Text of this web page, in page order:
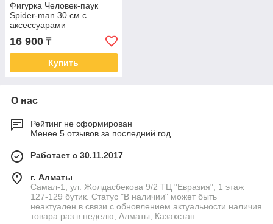
Фигурка Человек-паук
Spider-man 30 см с
аксессуарами
16 900 ₸
Купить
О нас
Рейтинг не сформирован
Менее 5 отзывов за последний год
Работает с 30.11.2017
г. Алматы
Самал-1, ул. Жолдасбекова 9/2 ТЦ "Евразия", 1 этаж
127-129 бутик. Статус "В наличии" может быть
неактуален в связи с обновлением актуальности наличия
товара раз в неделю, Алматы, Казахстан